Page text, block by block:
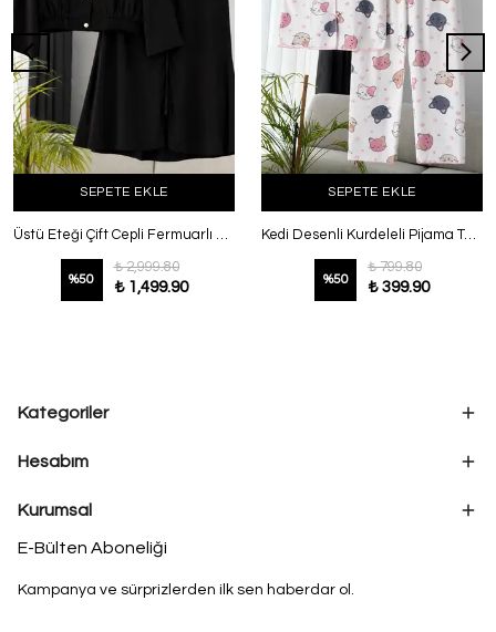
SEPETE EKLE
Üstü Eteği Çift Cepli Fermuarlı Modal Takım Siyah
%50
₺ 2,999.80
₺ 1,499.90
SEPETE EKLE
Kedi Desenli Kurdeleli Pijama Takımı Ekru
%50
₺ 799.80
₺ 399.90
Kategoriler
Hesabım
Kurumsal
E-Bülten Aboneliği
Kampanya ve sürprizlerden ilk sen haberdar ol.